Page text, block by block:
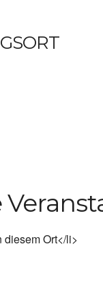
Ort</li>